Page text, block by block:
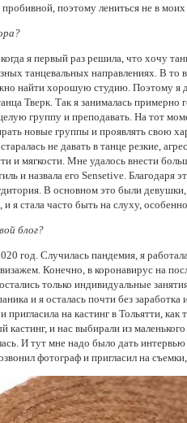
поэтому лениться не в моих
я первый раз решила, что хочу
танцевальных направлениях. В то
найти хорошую студию. Поэтому я
Тверк. Так я занималась примерно
группу и преподавать. На тот
новые группы и проявлять свою
не давать в танце резкие,
и мягкости. Мне удалось внести
и назвала его Sensetive. Благодаря
В основном это были
я стала часто быть на слуху,
блог?
год. Случилась пандемия, я
Конечно, в коронавирус на
только индивидуальные
и я осталась почти без
на кастинг в Тольятти, как
кастинг, и нас выбирали из
И тут мне надо было дать интервью
фотограф и пригласил на